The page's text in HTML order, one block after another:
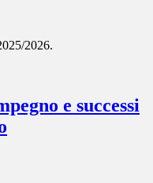
2026.
e successi